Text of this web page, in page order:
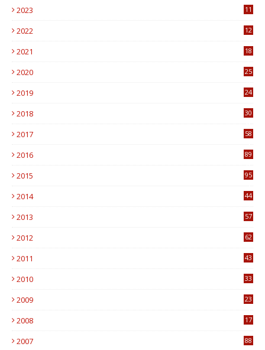
2023
11
2022
12
2021
18
2020
25
2019
24
2018
30
2017
58
2016
89
2015
95
2014
44
2013
57
2012
62
2011
43
2010
33
2009
23
2008
17
2007 88